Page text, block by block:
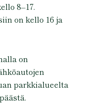
8–17.
on kello 16 ja
on
parkkialueelta